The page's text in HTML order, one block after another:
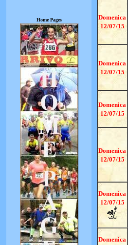
Domenica
12/07/15
Domenica
12/07/15
Domenica
12/07/15
Domenica
12/07/15
Domenica
12/07/15
Domenica
Home Pages